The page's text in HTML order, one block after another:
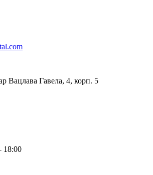
Вацлава Гавела, 4, корп. 5
18:00